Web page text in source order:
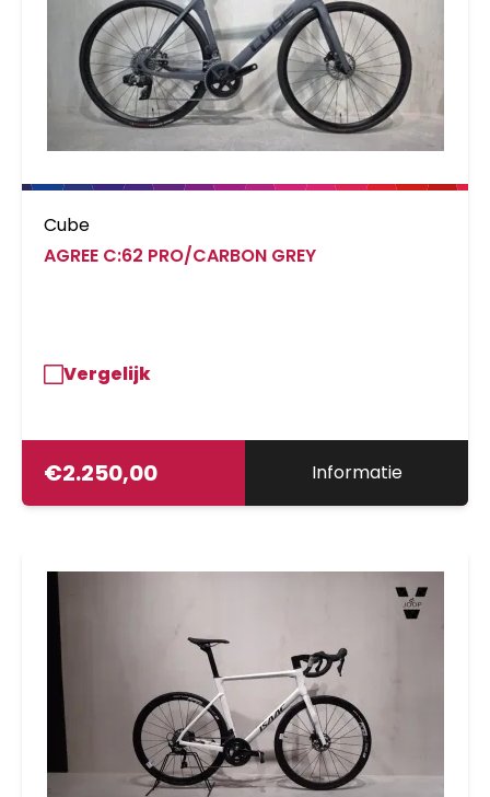
Cube
AGREE C:62 PRO/CARBON GREY
Vergelijk
€2.250,00 Informatie